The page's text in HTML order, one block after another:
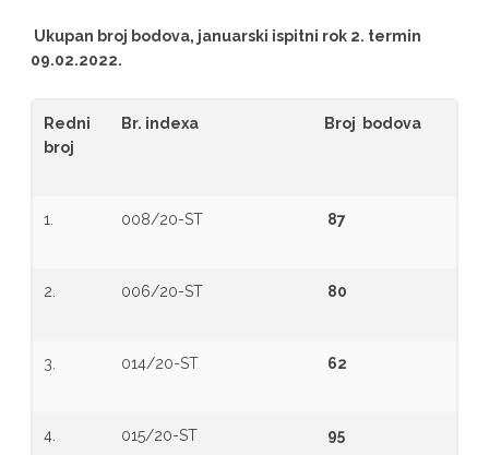
Ukupan broj bodova, januarski ispitni rok 2. termin
09.02.2022.
Redni
broj
Br. indexa Broj bodova
1. 008/20-ST 87
2. 006/20-ST 80
3. 014/20-ST 62
4. 015/20-ST 95